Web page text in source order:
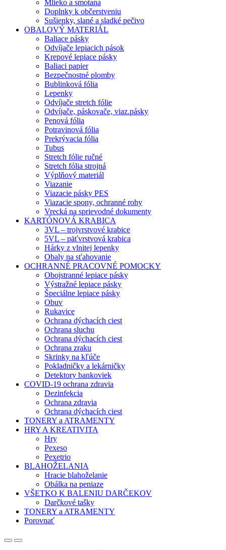
Mlieko a smotana
Doplnky k občerstveniu
Sušienky, slané a sladké pečivo
OBALOVÝ MATERIÁL
Baliace pásky
Odvíjače lepiacich pások
Krepové lepiace pásky
Baliaci papier
Bezpečnostné plomby
Bublinková fólia
Lepenky
Odvíjače stretch fólie
Odvíjače, páskovače, viaz.pásky
Penová fólia
Potravinová fólia
Prekrývacia fólia
Tubus
Stretch fólie ručné
Stretch fólia strojná
Výplňový materiál
Viazanie
Viazacie pásky PES
Viazacie spony, ochranné rohy
Vrecká na sprievodné dokumenty
KARTÓNOVÁ KRABICA
3VL – trojvrstvové krabice
5VL – päťvrstvová krabica
Hárky z vlnitej lepenky
Obaly na sťahovanie
OCHRANNÉ PRACOVNÉ POMOCKY
Obojstranné lepiace pásky
Výstražné lepiace pásky
Špeciálne lepiace pásky
Obuv
Rukavice
Ochrana dýchacích ciest
Ochrana sluchu
Ochrana dýchacích ciest
Ochrana zraku
Skrinky na kľúče
Pokladničky a lekárničky
Detektory bankoviek
COVID-19 ochrana zdravia
Dezinfekcia
Ochrana zdravia
Ochrana dýchacích ciest
TONERY a ATRAMENTY
HRY A KREATIVITA
Hry
Pexeso
Pexetrio
BLAHOŽELANIA
Hracie blahoželanie
Obálka na peniaze
VŠETKO K BALENIU DARČEKOV
Darčkové tašky
TONERY a ATRAMENTY
Porovnať
OpenClose